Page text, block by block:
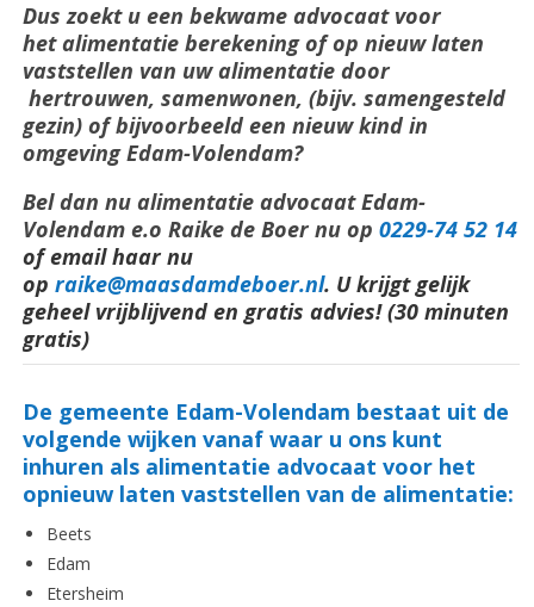
Dus zoekt u een bekwame advocaat voor
het alimentatie berekening of op nieuw laten
vaststellen van uw alimentatie door
hertrouwen, samenwonen, (bijv. samengesteld
gezin) of bijvoorbeeld een nieuw kind in
omgeving Edam-Volendam?
Bel dan nu alimentatie advocaat Edam-
Volendam e.o Raike de Boer nu op 0229-74 52 14
of email haar nu
op raike@maasdamdeboer.nl. U krijgt gelijk
geheel vrijblijvend en gratis advies! (30 minuten
gratis)
De gemeente Edam-Volendam bestaat uit de
volgende wijken vanaf waar u ons kunt
inhuren als alimentatie advocaat voor het
opnieuw laten vaststellen van de alimentatie:
Beets
Edam
Etersheim